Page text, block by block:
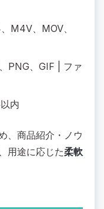
M4V、MOV、
PNG、GIF | ファ
内
、商品紹介・ノウ
用途に応じた柔軟